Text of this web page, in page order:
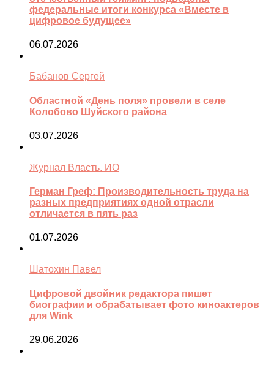
федеральные итоги конкурса «Вместе в
цифровое будущее»
06.07.2026
Бабанов Сергей
Областной «День поля» провели в селе
Колобово Шуйского района
03.07.2026
Журнал Власть. ИО
Герман Греф: Производительность труда на
разных предприятиях одной отрасли
отличается в пять раз
01.07.2026
Шатохин Павел
Цифровой двойник редактора пишет
биографии и обрабатывает фото киноактеров
для Wink
29.06.2026